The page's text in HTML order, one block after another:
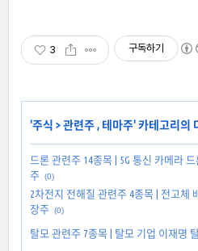
3 구독하기
'주식 >관련주 , 테마주' 카테고리의
드론 관련주 14종목 | 5G 통신 카메라
주
(0)
2차전지 전해질 관련주 4종목 | 전고체
장주
(0)
탈모 관련주 7종목 | 탈모 기업 이재명